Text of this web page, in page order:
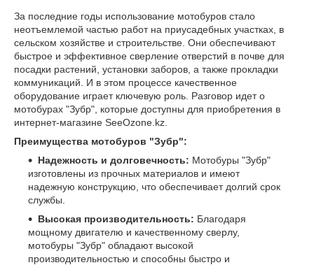
За последние годы использование мотобуров стало
неотъемлемой частью работ на приусадебных участках, в
сельском хозяйстве и строительстве. Они обеспечивают
быстрое и эффективное сверление отверстий в почве для
посадки растений, установки заборов, а также прокладки
коммуникаций. И в этом процессе качественное
оборудование играет ключевую роль. Разговор идет о
мотобурах "Зубр", которые доступны для приобретения в
интернет-магазине SeeOzone.kz.
Преимущества мотобуров "Зубр":
Надежность и долговечность: Мотобуры "Зубр"
изготовлены из прочных материалов и имеют
надежную конструкцию, что обеспечивает долгий срок
службы.
Высокая производительность: Благодаря
мощному двигателю и качественному сверлу,
мотобуры "Зубр" обладают высокой
производительностью и способны быстро и